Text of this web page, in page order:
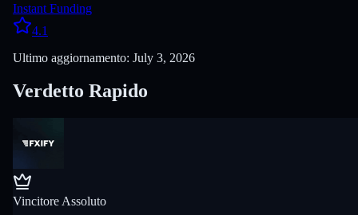
Instant Funding
4.1
Ultimo aggiornamento: July 3, 2026
Verdetto Rapido
Vincitore Assoluto